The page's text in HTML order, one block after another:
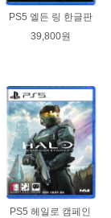
PS5 엘든 링 한글판
39,800원
PS5 헤일로 캠페인